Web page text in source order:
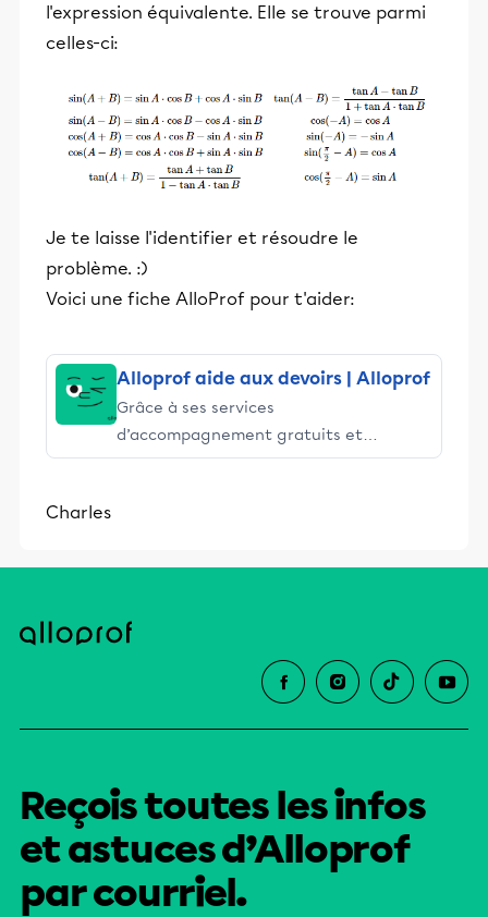
l'expression équivalente. Elle se trouve parmi
celles-ci:
Je te laisse l'identifier et résoudre le
problème. :)
Voici une fiche AlloProf pour t'aider:
Alloprof aide aux devoirs | Alloprof
Grâce à ses services
d’accompagnement gratuits et
stimulants, Alloprof engage les élèves
Charles
Reçois toutes les infos
et astuces d’Alloprof
par courriel.